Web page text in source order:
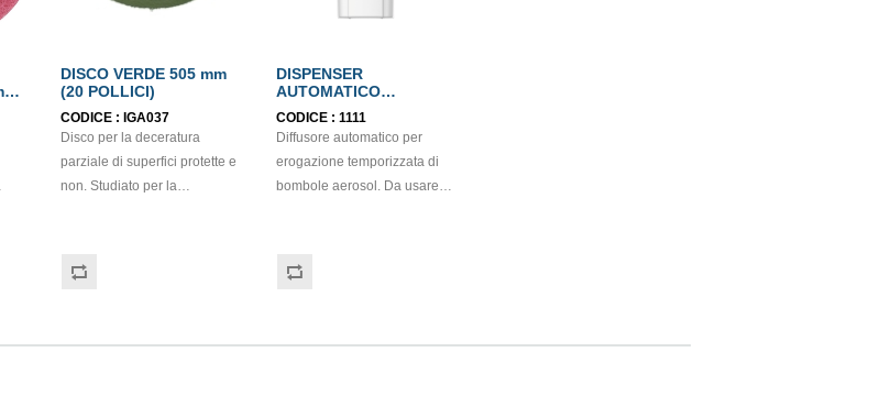
DISCO VERDE 505 mm
(20 POLLICI)
CODICE : IGA037
Disco per la deceratura
parziale di superfici protette e
non. Studiato per la
ostinato. Utilizzabile per
DISPENSER
AUTOMATICO
AEROSOL NIGHT & DAY
CODICE : 1111
Diffusore automatico per
erogazione temporizzata di
bombole aerosol. Da usare
essenziali e e molecole